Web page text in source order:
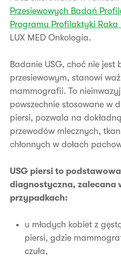
Przesiewowych Badań
Programu Profilaktyki Raka
LUX MED Onkologia.
Badanie USG, choć nie jest
przesiewowym, stanowi
mammografii. To
powszechnie stosowane w
piersi, pozwala na
przewodów mlecznych,
chłonnych w dołach
USG piersi to
diagnostyczna, zalecana
przypadkach:
u młodych kobiet z
piersi, gdzie
czuła,